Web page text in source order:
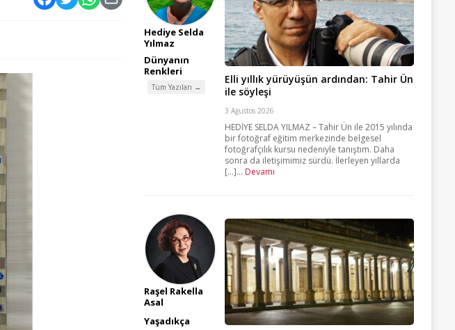
Hediye Selda
Yılmaz
Dünyanın
Renkleri
Tüm Yazıları →
Elli yıllık yürüyüşün ardından: Tahir Ün
ile söyleşi
3 Ağustos 2026
HEDİYE SELDA YILMAZ – Tahir Ün ile 2015 yılında
bir fotoğraf eğitim merkezinde belgesel
fotoğrafçılık kursu nedeniyle tanıştım. Daha
sonra da iletişimimiz sürdü. İlerleyen yıllarda
[...]... Devamı
Raşel Rakella
Asal
Yaşadıkça